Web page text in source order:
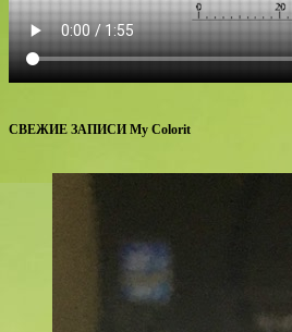
СВЕЖИЕ ЗАПИСИ My Colorit